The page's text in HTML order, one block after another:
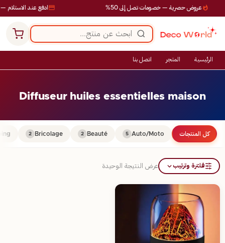
ادفع عند الاستلام — عروض حصرية — خصومات تصل إلى 50%
الرئيسية المتجر اتصل بنا
Diffuseur huiles essentielles maison
كل المنتجات Auto/Moto
5
Beauté
2
Bricolage
2
فلترة وترتيب عرض النتيجة الوحيدة